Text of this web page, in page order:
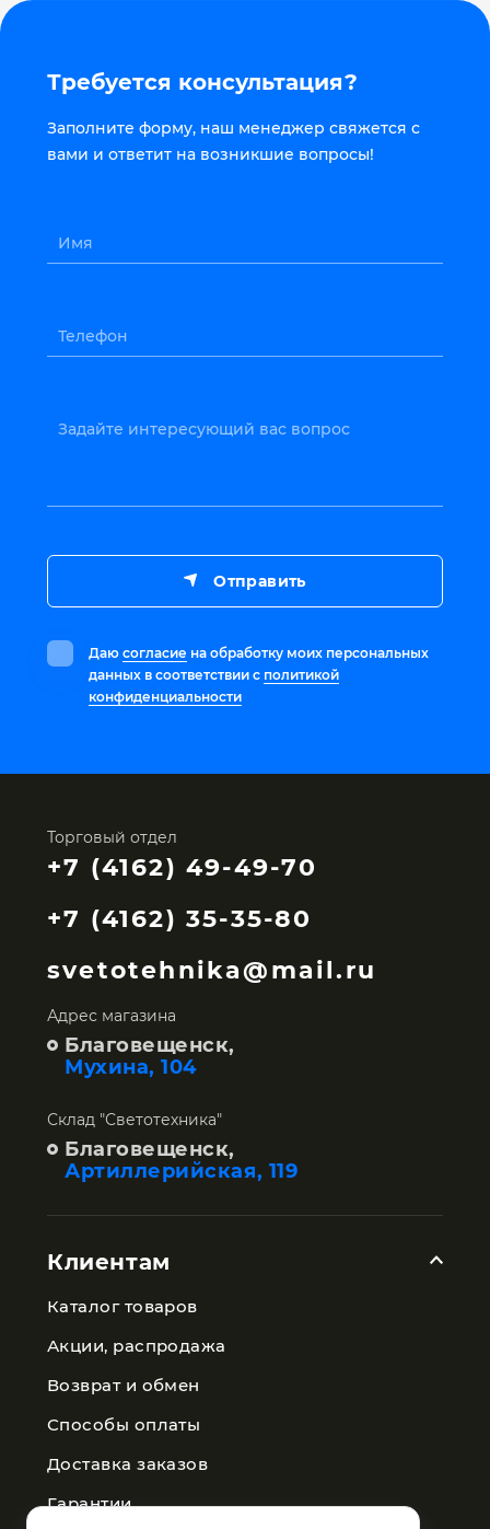
Требуется консультация?
Заполните форму, наш менеджер свяжется с
вами и ответит на возникшие вопросы!
Имя
Телефон
Задайте интересующий вас вопрос
Даю согласие на обработку моих персональных
данных в соответствии с политикой
конфиденциальности
Отправить
Торговый отдел
+7 (4162) 49-49-70
+7 (4162) 35-35-80
svetotehnika@mail.ru
Адрес магазина
Благовещенск,
Мухина, 104
Склад "Светотехника"
Благовещенск,
Артиллерийская, 119
Клиентам
Каталог товаров
Акции, распродажа
Возврат и обмен
Способы оплаты
Доставка заказов
Гарантии